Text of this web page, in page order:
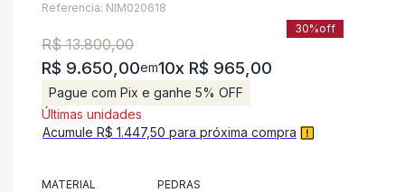
Referencia: NIM020618
30%off
R$ 13.800,00
R$ 9.650,00em10x R$ 965,00
Pague com Pix e ganhe 5% OFF
Últimas unidades
Acumule R$ 1.447,50 para próxima compra
MATERIAL PEDRAS